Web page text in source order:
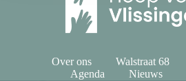
Over ons Walstraat 68
Agenda
Nieuws